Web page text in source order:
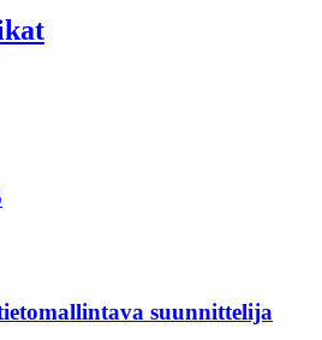
suunnittelija